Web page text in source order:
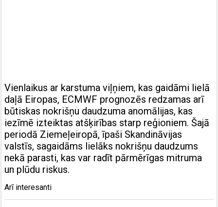
Vienlaikus ar karstuma viļņiem, kas gaidāmi lielā
daļā Eiropas, ECMWF prognozēs redzamas arī
būtiskas nokrišņu daudzuma anomālijas, kas
iezīmē izteiktas atšķirības starp reģioniem. Šajā
periodā Ziemeļeiropā, īpaši Skandināvijas
valstīs, sagaidāms lielāks nokrišņu daudzums
nekā parasti, kas var radīt pārmērīgas mitruma
un plūdu riskus.
Arī interesanti